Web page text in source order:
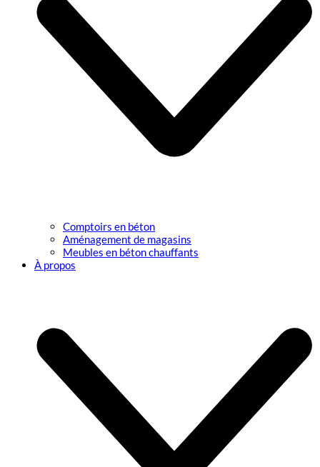
Comptoirs en béton
Aménagement de magasins
Meubles en béton chauffants
À propos